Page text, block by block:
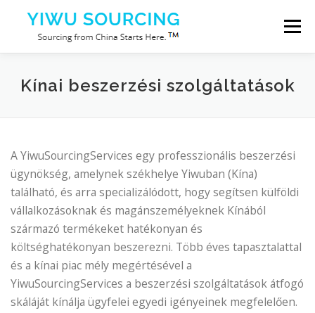
Tovább a tartalomhoz
Menü
Szolgáltatások Yiwu város Blog Rólunk
Kínai beszerzési szolgáltatások
A YiwuSourcingServices egy professzionális beszerzési
ügynökség, amelynek székhelye Yiwuban (Kína)
található, és arra specializálódott, hogy segítsen külföldi
vállalkozásoknak és magánszemélyeknek Kínából
származó termékeket hatékonyan és
költséghatékonyan beszerezni. Több éves tapasztalattal
és a kínai piac mély megértésével a
YiwuSourcingServices a beszerzési szolgáltatások átfogó
skáláját kínálja ügyfelei egyedi igényeinek megfelelően.